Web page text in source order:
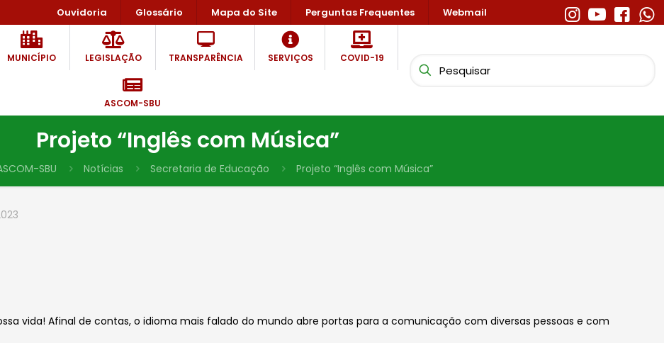
Ouvidoria Glossário Mapa do Site Perguntas Frequentes Webmail
MUNICÍPIO LEGISLAÇÃO TRANSPARÊNCIA SERVIÇOS COVID-19
ASCOM-SBU
Projeto “Inglês com Música”
SBU Notícias Secretaria de Educação Projeto “Inglês com Música”
vida! Afinal de contas, o idioma mais falado do mundo abre portas para a comunicação com diversas pessoas e com